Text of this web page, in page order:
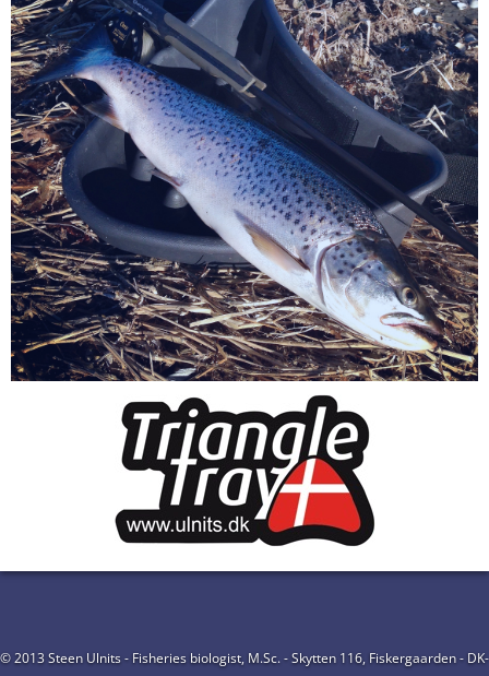
© 2013 Steen Ulnits - Fisheries biologist, M.Sc. - Skytten 116, Fiskergaarden - DK-